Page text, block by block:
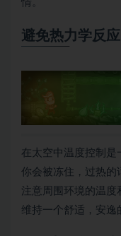
情。
避免热力学反应
在太空中温度控制是
你会被冻住，过热的
注意周围环境的温
维持一个舒适，安逸